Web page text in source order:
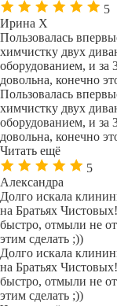
5
Ирина Х
Пользовалась
химчистку двух
оборудованием, и за
довольна, конечно
Пользовалась
химчистку двух
оборудованием, и за
довольна, конечно
Читать ещё
5
Александра
Долго искала
на Братьях
быстро, отмыли не
этим сделать ;))
Долго искала
на Братьях
быстро, отмыли не
этим сделать ;))